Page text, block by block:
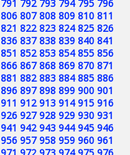
791 792 793 794 795 796
806 807 808 809 810 811
821 822 823 824 825 826
836 837 838 839 840 841
851 852 853 854 855 856
866 867 868 869 870 871
881 882 883 884 885 886
896 897 898 899 900 901
911 912 913 914 915 916
926 927 928 929 930 931
941 942 943 944 945 946
956 957 958 959 960 961